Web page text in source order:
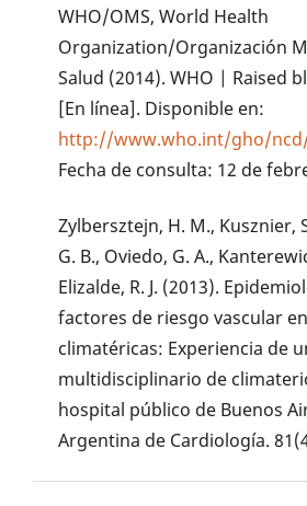
WHO/OMS, World Health
Organization/Organización
Salud (2014). WHO | Raised
[En línea]. Disponible en:
http://www.who.int/gho/
Fecha de consulta: 12 de
Zylbersztejn, H. M., Kusznier,
G. B., Oviedo, G. A.,
Elizalde, R. J. (2013).
factores de riesgo vascular
climatéricas: Experiencia de
multidisciplinario de
hospital público de Buenos
Argentina de Cardiología.